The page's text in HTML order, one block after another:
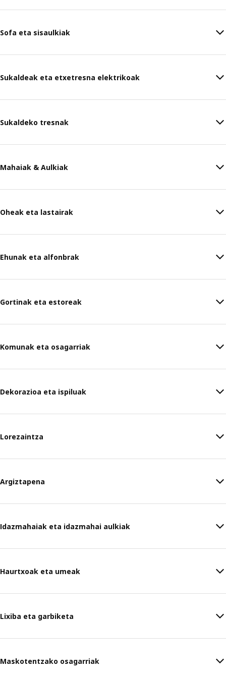
Sofa eta sisaulkiak
Sukaldeak eta etxetresna elektrikoak
Sukaldeko tresnak
Mahaiak & Aulkiak
Oheak eta lastairak
Ehunak eta alfonbrak
Gortinak eta estoreak
Komunak eta osagarriak
Dekorazioa eta ispiluak
Lorezaintza
Argiztapena
Idazmahaiak eta idazmahai aulkiak
Haurtxoak eta umeak
Lixiba eta garbiketa
Maskotentzako osagarriak